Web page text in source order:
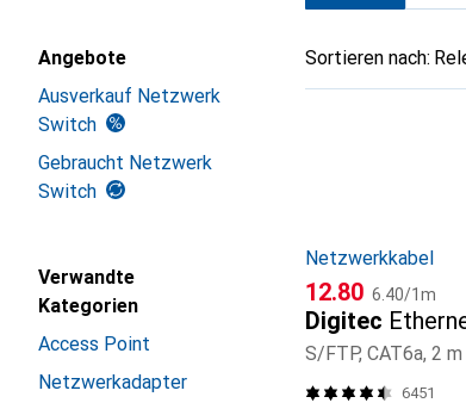
Angebote
Ausverkauf Netzwerk
Switch
Gebraucht Netzwerk
Switch
Verwandte
Kategorien
Access Point
Netzwerkadapter
Sortieren nach:
Netzwerkkabel
CHF
12.80 CHF
6.40/1m
Digitec
S/FTP, CAT6a, 2 m
6451